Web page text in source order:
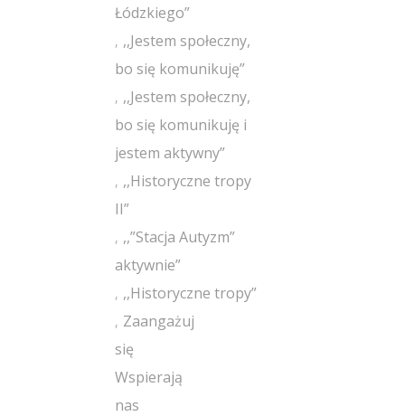
Łódzkiego”
,,Jestem społeczny,
bo się komunikuję”
,,Jestem społeczny,
bo się komunikuję i
jestem aktywny”
,,Historyczne tropy
II”
,,”Stacja Autyzm”
aktywnie”
,,Historyczne tropy”
Zaangażuj
się
Wspierają
nas